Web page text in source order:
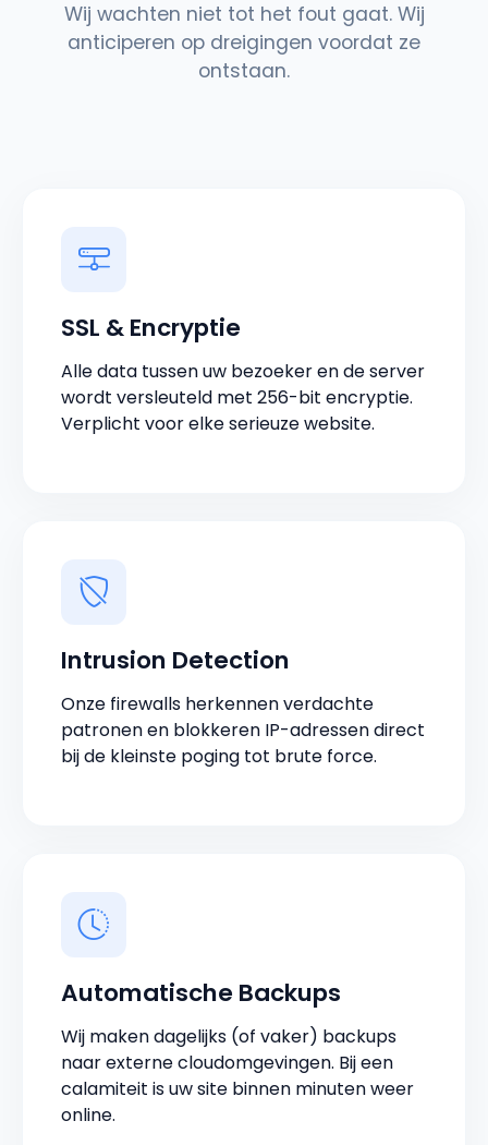
Wij wachten niet tot het fout gaat. Wij
anticiperen op dreigingen voordat ze
ontstaan.
SSL & Encryptie
Alle data tussen uw bezoeker en de server
wordt versleuteld met 256-bit encryptie.
Verplicht voor elke serieuze website.
Intrusion Detection
Onze firewalls herkennen verdachte
patronen en blokkeren IP-adressen direct
bij de kleinste poging tot brute force.
Automatische Backups
Wij maken dagelijks (of vaker) backups
naar externe cloudomgevingen. Bij een
calamiteit is uw site binnen minuten weer
online.